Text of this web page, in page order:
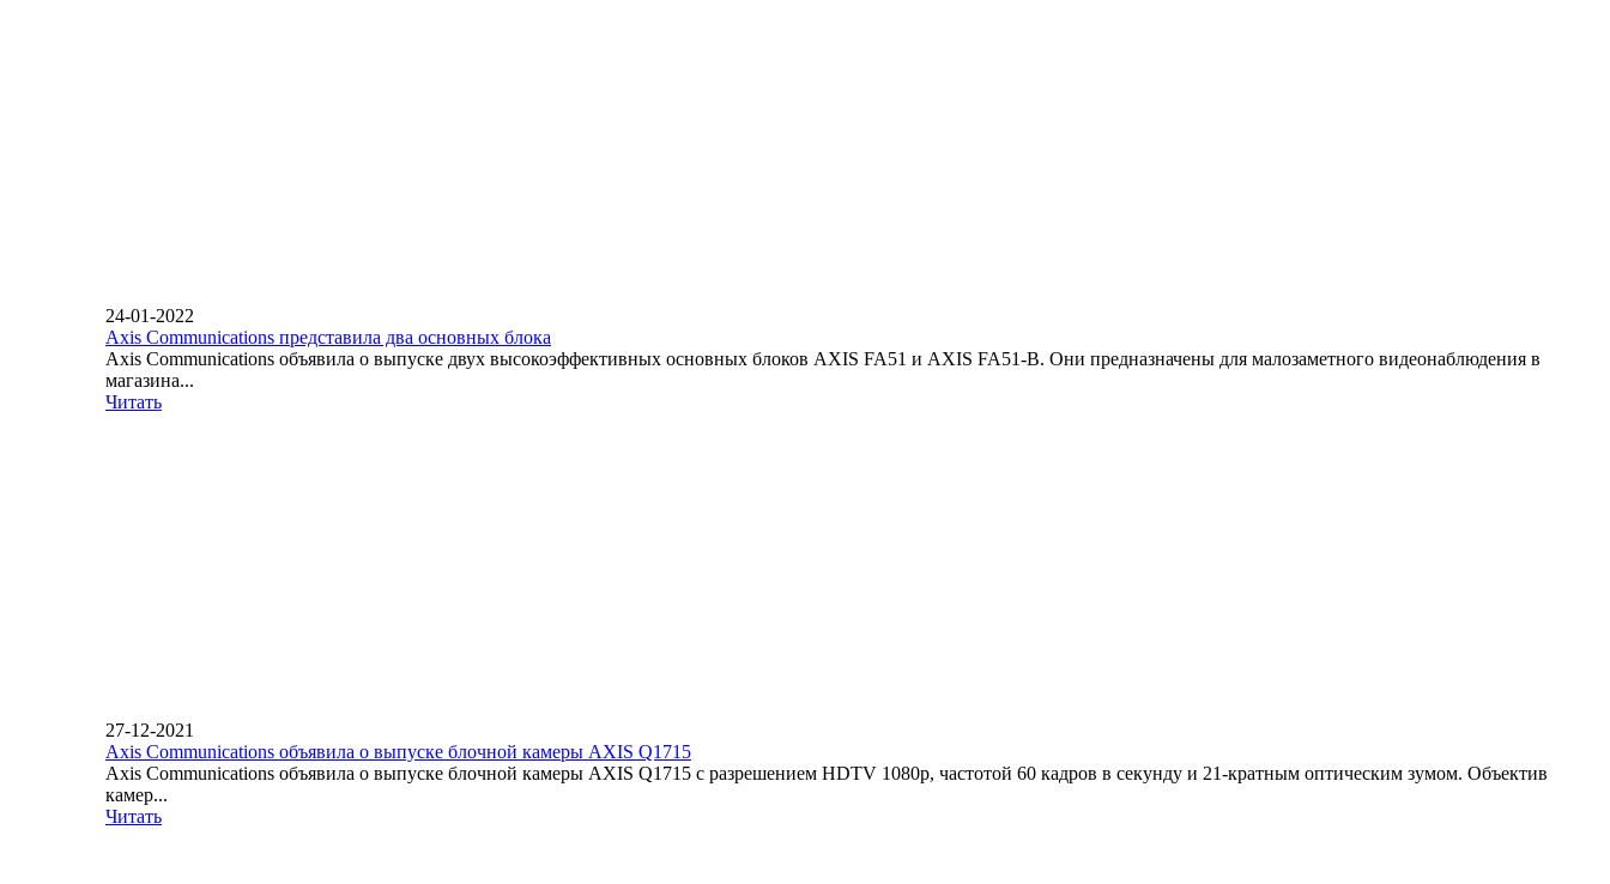
24-01-2022
Axis Communications представила два основных блока
Axis Communications объявила о выпуске двух высокоэффективных основных блоков AXIS FA51 и AXIS FA51-B. Они предназначены для малозаметного видеонаблюдения в
магазина...
Читать
27-12-2021
Axis Communications объявила о выпуске блочной камеры AXIS Q1715
Axis Communications объявила о выпуске блочной камеры AXIS Q1715 с разрешением HDTV 1080p, частотой 60 кадров в секунду и 21-кратным оптическим зумом. Объектив
камер...
Читать